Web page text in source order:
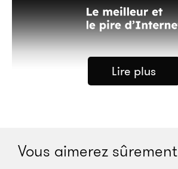
Crédits : DCNTD
Lire plus
Vous aimerez sûrement